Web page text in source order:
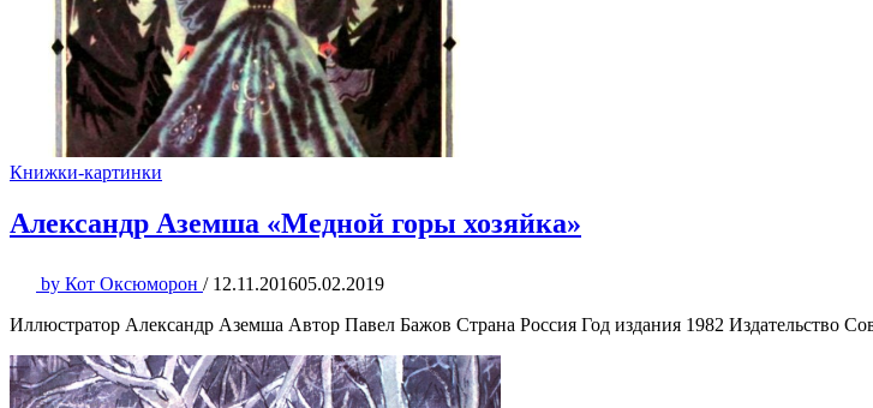
Книжки-картинки
Александр Аземша «Медной горы хозяйка»
by Кот Оксюморон / 12.11.201605.02.2019
Иллюстратор Александр Аземша Автор Павел Бажов Страна Россия Год издания 1982 Издательство